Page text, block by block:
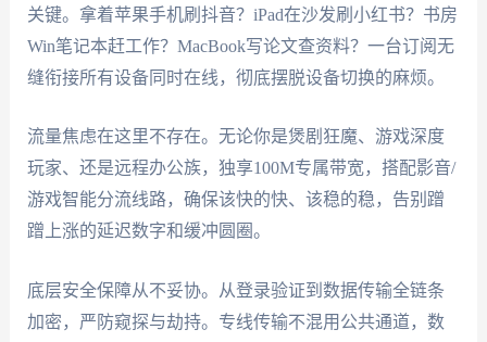
关键。拿着苹果手机刷抖音？iPad在沙发刷小红书？书房
Win笔记本赶工作？MacBook写论文查资料？一台订阅无
缝衔接所有设备同时在线，彻底摆脱设备切换的麻烦。
流量焦虑在这里不存在。无论你是煲剧狂魔、游戏深度
玩家、还是远程办公族，独享100M专属带宽，搭配影音/
游戏智能分流线路，确保该快的快、该稳的稳，告别蹭
蹭上涨的延迟数字和缓冲圆圈。
底层安全保障从不妥协。从登录验证到数据传输全链条
加密，严防窥探与劫持。专线传输不混用公共通道，数